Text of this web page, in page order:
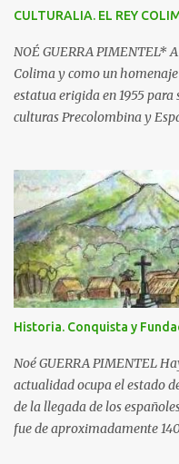
s
CULTURALIA. EL REY
NOÉ GUERRA PIMENTEL*
Colima y como un
estatua erigida en 1955
culturas Precolombina y
de México. El monumento
sobre una base circular de
labrada en piedra tono gris,
jeroglífico primitivo de
Coliman. En la base
bajorrelieve enmarcado por
cotidiana de la época, como
además dos inscripciones
fuerte que la historia, tu
"Colima exalta aquí las
Historia. Conquista y
Noé GUERRA PIMENTEL
actualidad ocupa el estado
de la llegada de los
fue de aproximadamente